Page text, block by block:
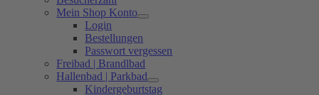
Mein Shop Konto
Login
Bestellungen
Passwort vergessen
Freibad | Brandlbad
Hallenbad | Parkbad
Kindergeburtstag